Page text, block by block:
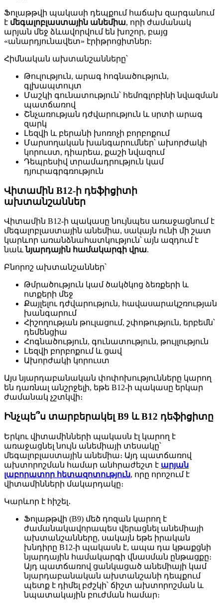
Ֆոլաթթվի պակասի դեպքում հաճախ զարգանում
է մեգալոբլաստային անեմիա, որի ժամանակ
արյան մեջ ձևավորվում են խոշոր, բայց
«անարդյունավետ» էրիթրոցիտներ։
Հիմնական ախտանշանները՝
Թուլություն, արագ հոգնածություն,
գլխապտույտ
Մաշկի գունատություն՝ հեմոգլոբինի նվազման
պատճառով
Շնչառության դժվարություն և սրտի արագ
զարկ
Լեզվի և բերանի խոռոչի բորբոքում
Մարսողական խանգարումներ՝ ախորժակի
կորուստ, դիարեա, քաշի նվազում
Դեպրեսիվ տրամադրություն կամ
դյուրագրգռություն
Վիտամին B12-ի դեֆիցիտի
ախտանշաններ
Վիտամին B12-ի պակասը նույնպես առաջացնում է
մեգալոբլաստային անեմիա, սակայն ունի մի շատ
կարևոր առանձնահատկություն՝ այն ազդում է
նաևնյարդային համակարգի վրա.
Բնորոշ ախտանշաններ՝
Թմրածություն կամ ծակծկոց ձեռքերի և
ոտքերի մեջ
Քայլելու դժվարություն, հավասարակշռության
խանգարում
Հիշողության թուլացում, շփոթություն, երբեմն՝
դեմենցիա
Հոգնածություն, գունատություն, թույլություն
Լեզվի բորբոքում և ցավ
Ախորժակի կորուստ
Այս նյարդաբանական փոփոխությունները կարող
են դառնալ անշրջելի, եթե B12-ի պակասը երկար
ժամանակ չշտկվի։
Ինչպե՞ս տարբերակել B9 և B12 դեֆիցիտը
Երկու վիտամինների պակասն էլ կարող է
առաջացնել նույն անեմիայի տեսակը՝
մեգալոբլաստային անեմիա։ Այդ պատճառով
ախտորոշման համար անհրաժեշտ է արյան
լաբորատոր հետազոտություն, որը որոշում է
վիտամինների մակարդակը։
Կարևոր է հիշել․
Ֆոլաթթվի (B9) մեծ դոզան կարող է
ժամանակավորապես վերացնել անեմիայի
ախտանշանները, սակայն եթե իրական
խնդիրը B12-ի պակասն է, ապա դա կթաքցնի
նյարդային համակարգի վնասման ընթացքը։
Այդ պատճառով ցանկացած անեմիայի կամ
նյարդաբանական ախտանշանի դեպքում
պետք է դիմել բժշկի՝ ճիշտ ախտորոշման և
նպատակային բուժման համար։